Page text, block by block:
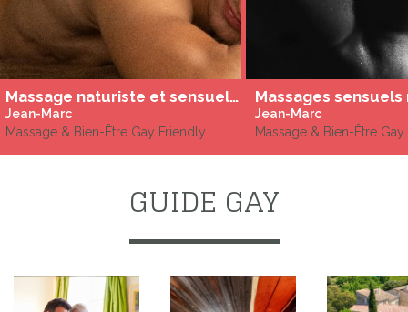
Massage naturiste et sensuel à Gaillac et région Occitanie
Jean-Marc
Massage & Bien-Être Gay Friendly
Jean-Marc
Massage & Bien-Être
GUIDE GAY